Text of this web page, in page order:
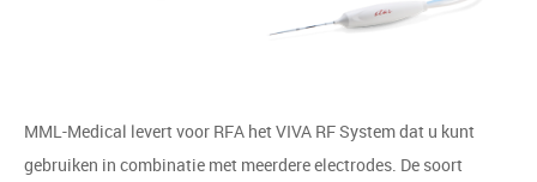
MML-Medical levert voor RFA het VIVA RF System dat u kunt
gebruiken in combinatie met meerdere electrodes. De soort